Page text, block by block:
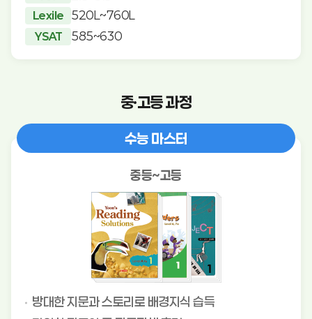
Lexile 520L~760L
YSAT 585~630
중·고등 과정
수능 마스터
중등~고등
방대한 지문과 스토리로 배경지식 습득